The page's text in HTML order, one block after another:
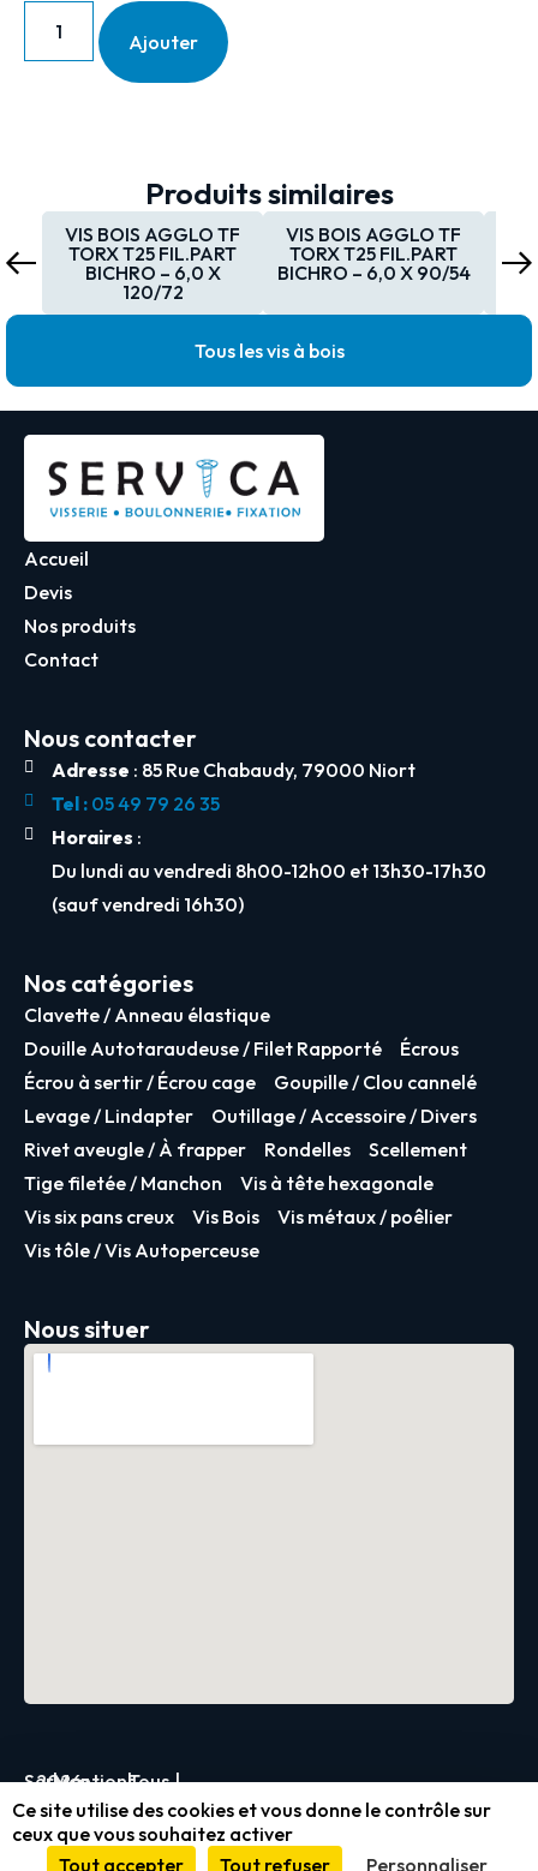
Ajouter
Produits similaires
VIS BOIS AGGLO TF
TORX T25 FIL.PART
BICHRO – 6,0 X
120/72
VIS BOIS AGGLO TF
TORX T25 FIL.PART
BICHRO – 6,0 X 90/54
Tous les vis à bois
Accueil
Devis
Nos produits
Contact
Nous contacter
Adresse : 85 Rue Chabaudy, 79000 Niort
Tel :05 49 79 26 35
Horaires :
Du lundi au vendredi 8h00-12h00 et 13h30-17h30
(sauf vendredi 16h30)
Nos catégories
Clavette / Anneau élastique
Douille Autotaraudeuse / Filet Rapporté
Écrous
Écrou à sertir / Écrou cage
Goupille / Clou cannelé
Levage / Lindapter
Outillage / Accessoire / Divers
Rivet aveugle / À frapper
Rondelles
Scellement
Tige filetée / Manchon
Vis à tête hexagonale
Vis six pans creux
Vis Bois
Vis métaux / poêlier
Vis tôle / Vis Autoperceuse
Nous situer
Servica
2026
|Mentions
légales
et
|Tous
droits
réservés
|
Ce site utilise des cookies et vous donne le contrôle sur
ceux que vous souhaitez activer
Tout accepter
Tout refuser Personnaliser